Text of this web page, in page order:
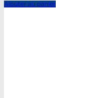
Ajouter au panier